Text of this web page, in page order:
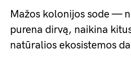
Mažos kolonijos sode —
purena dirvą, naikina
natūralios ekosistemos